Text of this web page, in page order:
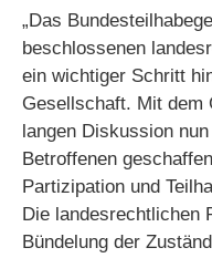
„Das
beschlossenen
ein wichtiger Schritt
Gesellschaft. Mit dem
langen Diskussion
Betroffenen
Partizipation und
Die landesrechtlichen
Bündelung der